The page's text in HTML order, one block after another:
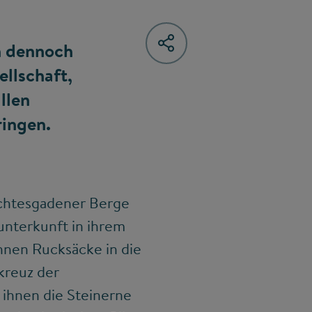
Berge
in ihrem
Rucksäcke in die
der
die Steinerne